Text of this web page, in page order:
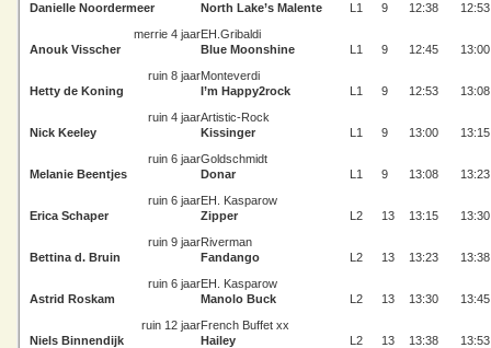
Danielle Noordermeer
North Lake’s Malente L1 9 12:38
12:53
merrie 4 jaarEH.Gribaldi
Anouk Visscher
Blue Moonshine L1 9 12:45
13:00
ruin 8 jaarMonteverdi
Hetty de Koning
I’m Happy2rock L1 9 12:53
13:08
ruin 4 jaarArtistic-Rock
Nick Keeley
Kissinger L1 9 13:00
13:15
ruin 6 jaarGoldschmidt
Melanie Beentjes
Donar L1 9 13:08
13:23
ruin 6 jaarEH. Kasparow
Erica Schaper
Zipper L2 13 13:15
13:30
ruin 9 jaarRiverman
Bettina d. Bruin
Fandango L2 13 13:23
13:38
ruin 6 jaarEH. Kasparow
Astrid Roskam
Manolo Buck L2 13 13:30
13:45
ruin 12 jaarFrench Buffet xx
Niels Binnendijk
Hailey L2 13 13:38
13:53